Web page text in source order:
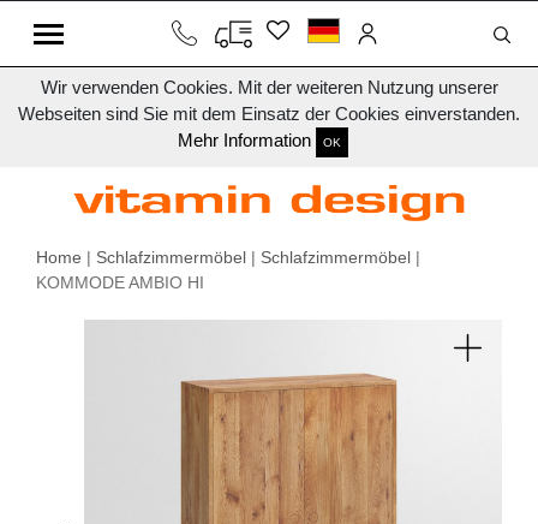
Wir verwenden Cookies. Mit der weiteren Nutzung unserer
Webseiten sind Sie mit dem Einsatz der Cookies einverstanden.
Mehr Information
OK
Home | Schlafzimmermöbel | Schlafzimmermöbel |
KOMMODE AMBIO HI